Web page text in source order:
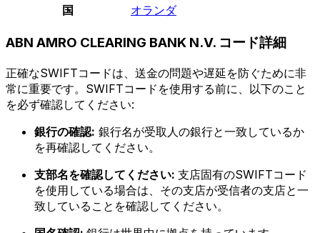
国
オランダ
ABN AMRO CLEARING BANK N.V. コード詳細
正確なSWIFTコードは、送金の問題や遅延を防ぐために非
常に重要です。SWIFTコードを使用する前に、以下のこと
を必ず確認してください:
銀行の確認: 銀行名が受取人の銀行と一致しているか
を再確認してください。
支部名を確認してください: 支店固有のSWIFTコード
を使用している場合は、その支店が受信者の支店と一
致していることを確認してください。